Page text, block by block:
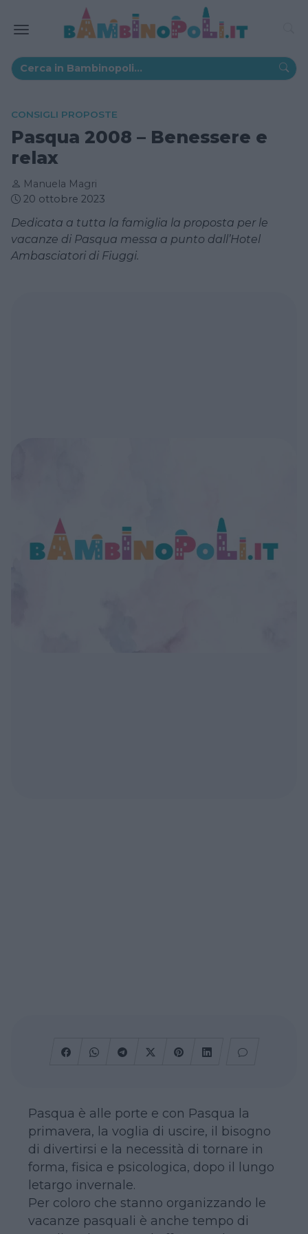
CONSIGLI PROPOSTE
Pasqua 2008 – Benessere e
relax
Manuela Magri
20 ottobre 2023
Dedicata a tutta la famiglia la proposta per le
vacanze di Pasqua messa a punto dall’Hotel
Ambasciatori di Fiuggi.
Pasqua è alle porte e con Pasqua la
primavera, la voglia di uscire, il bisogno
di divertirsi e la necessità di tornare in
forma, fisica e psicologica, dopo il lungo
letargo invernale.
Per coloro che stanno organizzando le
vacanze pasquali è anche tempo di